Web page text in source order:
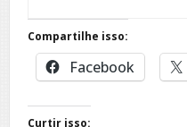
Compartilhe isso:
Facebook
Curtir isso: